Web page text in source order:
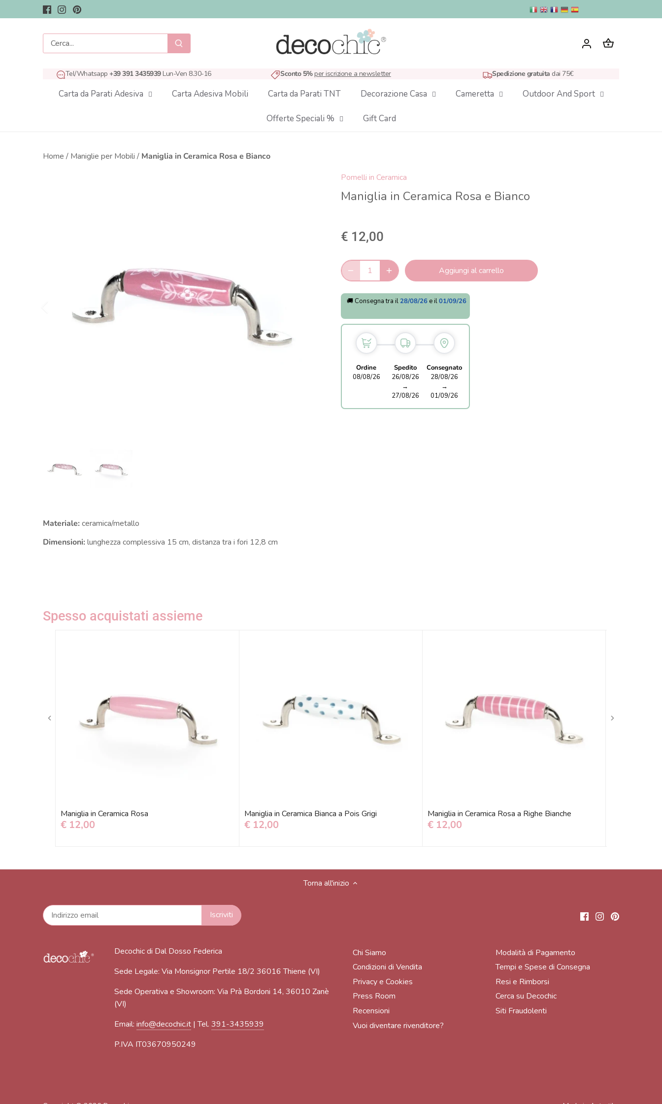
al
Tel/Whatsapp +39 391 3435939Lun-Ven 8.30-16 Sconto 5%per iscrizione a newsletter Spedizione gratuita dai 75€
Carta da Parati Adesiva Carta Adesiva Mobili Carta da Parati TNT Decorazione Casa Cameretta Outdoor And Sport
Offerte Speciali % Gift Card
Home / Maniglie per Mobili / Maniglia in Ceramica Rosa e Bianco
Pomelli in Ceramica
Maniglia in Ceramica Rosa e Bianco
€ 12,00
Aggiungi al carrello
🚚 Consegna tra il 28/08/26 e il01/09/26
Ordine
08/08/26
Spedito
26/08/26
→
27/08/26
Consegnato
28/08/26
→
01/09/26
Materiale: ceramica/metallo
Dimensioni:lunghezza complessiva 15 cm, distanza tra i fori 12,8 cm
Spesso acquistati assieme
Maniglia in Ceramica Rosa
€ 12,00
Maniglia in Ceramica Bianca a Pois Grigi
€ 12,00
Maniglia in Ceramica Rosa a Righe Bianche
€ 12,00
Torna all'inizio
Decochic di Dal Dosso Federica
Sede Legale: Via Monsignor Pertile 18/2 36016 Thiene (VI)
Sede Operativa e Showroom: Via Prà Bordoni 14, 36010 Zanè
(VI)
Email:info@decochic.it | Tel.391-3435939
P.IVA IT03670950249
Chi Siamo
Condizioni di Vendita
Privacy e Cookies
Press Room
Recensioni
Vuoi diventare rivenditore?
Modalità di Pagamento
Tempi e Spese di Consegna
Resi e Rimborsi
Cerca su Decochic
Siti Fraudolenti